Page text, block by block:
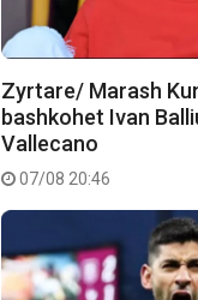
Zyrtare/ Marash
bashkohet Ivan
Vallecano
07/08 20:46